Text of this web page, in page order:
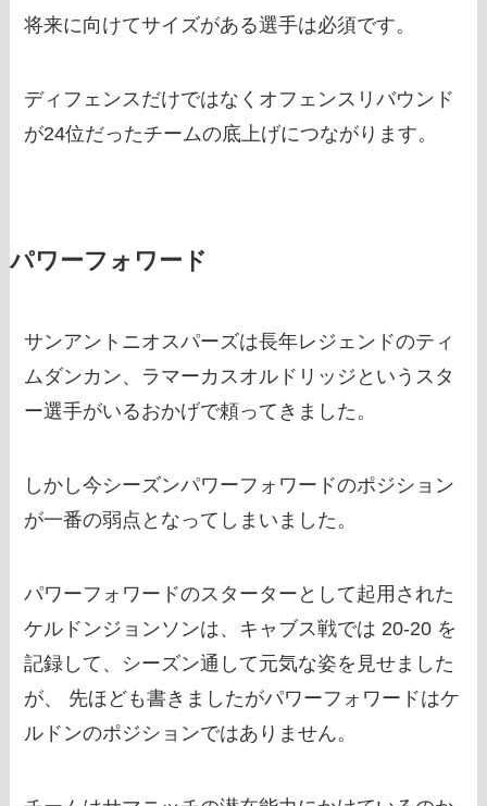
将来に向けてサイズがある選手は必須です。
ディフェンスだけではなくオフェンスリバウンド
が24位だったチームの底上げにつながります。
パワーフォワード
サンアントニオスパーズは長年レジェンドのティ
ムダンカン、ラマーカスオルドリッジというスタ
ー選手がいるおかげで頼ってきました。
しかし今シーズンパワーフォワードのポジション
が一番の弱点となってしまいました。
パワーフォワードのスターターとして起用された
ケルドンジョンソンは、キャブス戦では 20-20 を
記録して、シーズン通して元気な姿を見せました
が、 先ほども書きましたがパワーフォワードはケ
ルドンのポジションではありません。